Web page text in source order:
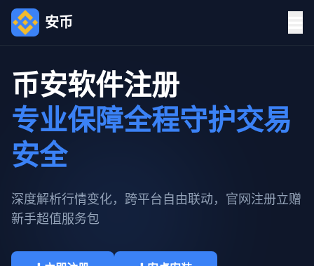
安币
币安软件注册
专业保障全程守护交易
安全
深度解析行情变化，跨平台自由联动，官网注册立赠
新手超值服务包​